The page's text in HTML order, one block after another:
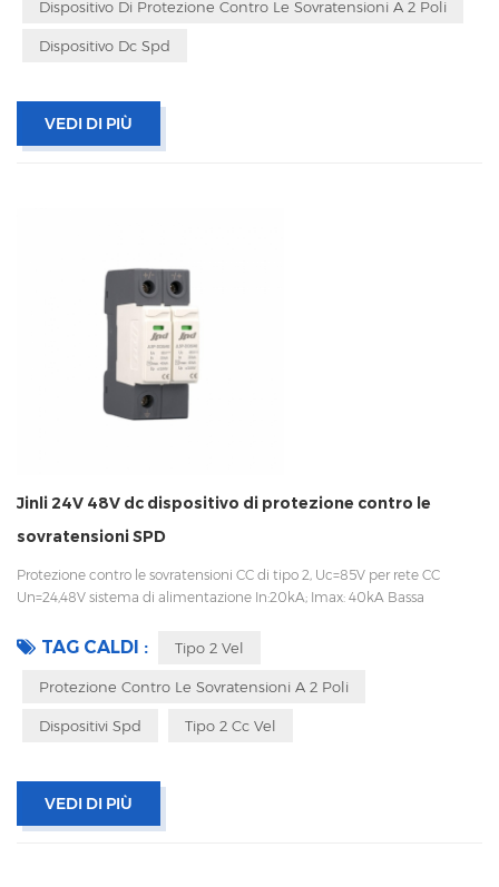
Dispositivo Di Protezione Contro Le Sovratensioni A 2 Poli
Dispositivo Dc Spd
VEDI DI PIÙ
Jinli 24V 48V dc dispositivo di protezione contro le
sovratensioni SPD
Protezione contro le sovratensioni CC di tipo 2, Uc=85V per rete CC
Un=24,48V sistema di alimentazione In:20kA; Imax: 40kA Bassa
remota CEI 61643-11 OEM accettabile
TAG CALDI : Tipo 2 Vel
Protezione Contro Le Sovratensioni A 2 Poli
Dispositivi Spd Tipo 2 Cc Vel
VEDI DI PIÙ